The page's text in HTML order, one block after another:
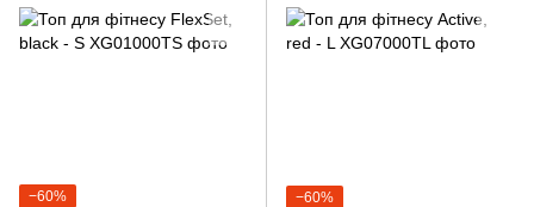
−60%
−60%